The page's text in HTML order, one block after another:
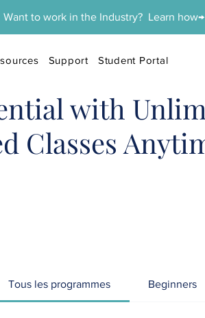
Want to work in the Industry? Learn how→
Support Student Portal
with
Classes
Tous les programmes Beginners